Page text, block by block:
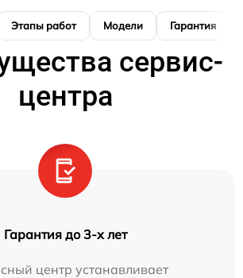
Этапы работ Модели Гарантия
сервис-
центра
Гарантия до 3-х лет
центр устанавливает